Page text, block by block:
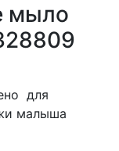
мыло
для
малыша